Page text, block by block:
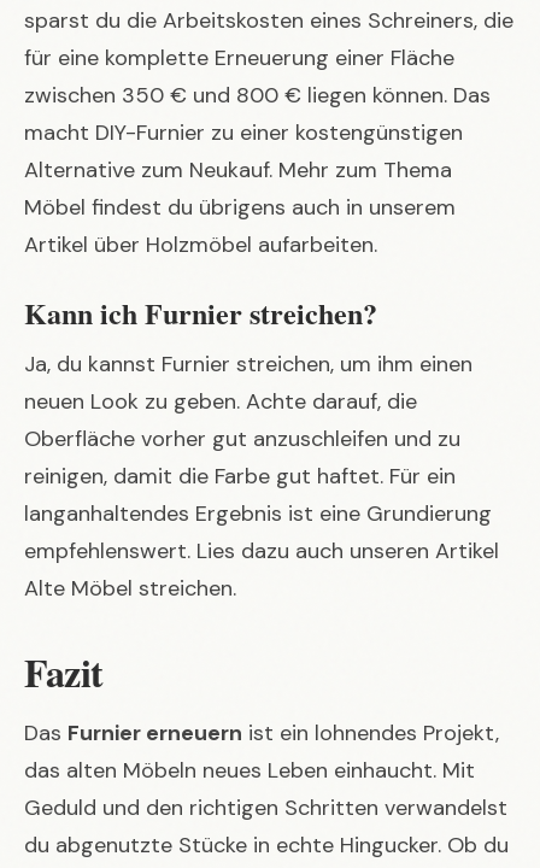
sparst du die Arbeitskosten eines Schreiners, die
für eine komplette Erneuerung einer Fläche
zwischen 350 € und 800 € liegen können. Das
macht DIY-Furnier zu einer kostengünstigen
Alternative zum Neukauf. Mehr zum Thema
Möbel findest du übrigens auch in unserem
Artikel über Holzmöbel aufarbeiten.
Kann ich Furnier streichen?
Ja, du kannst Furnier streichen, um ihm einen
neuen Look zu geben. Achte darauf, die
Oberfläche vorher gut anzuschleifen und zu
reinigen, damit die Farbe gut haftet. Für ein
langanhaltendes Ergebnis ist eine Grundierung
empfehlenswert. Lies dazu auch unseren Artikel
Alte Möbel streichen.
Fazit
Das Furnier erneuern ist ein lohnendes Projekt,
das alten Möbeln neues Leben einhaucht. Mit
Geduld und den richtigen Schritten verwandelst
du abgenutzte Stücke in echte Hingucker. Ob du